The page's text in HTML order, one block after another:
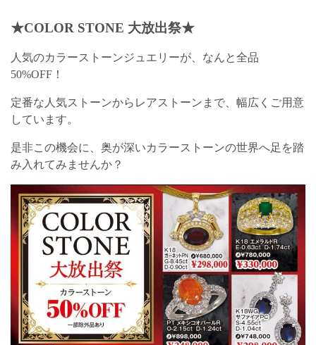
★COLOR STONE 大放出祭★
人気のカラーストーンジュエリーが、なんと全品
50%OFF！
定番な人気ストーンからレアストーンまで、幅広くご用意
しています。
是非この機会に、奥が深いカラーストーンの世界へ足を踏
み入れてみませんか？